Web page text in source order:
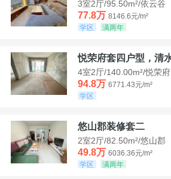
3室2厅/95.50m²/依云谷
77.8万 8146.6元/m²
学区
满两年
4室2厅/140.00m²/悦荣府
94.8万 6771.43元/m²
学区
悠山郡装修套二
2室2厅/82.50m²/悠山郡
49.8万 6036.36元/m²
学区
满两年